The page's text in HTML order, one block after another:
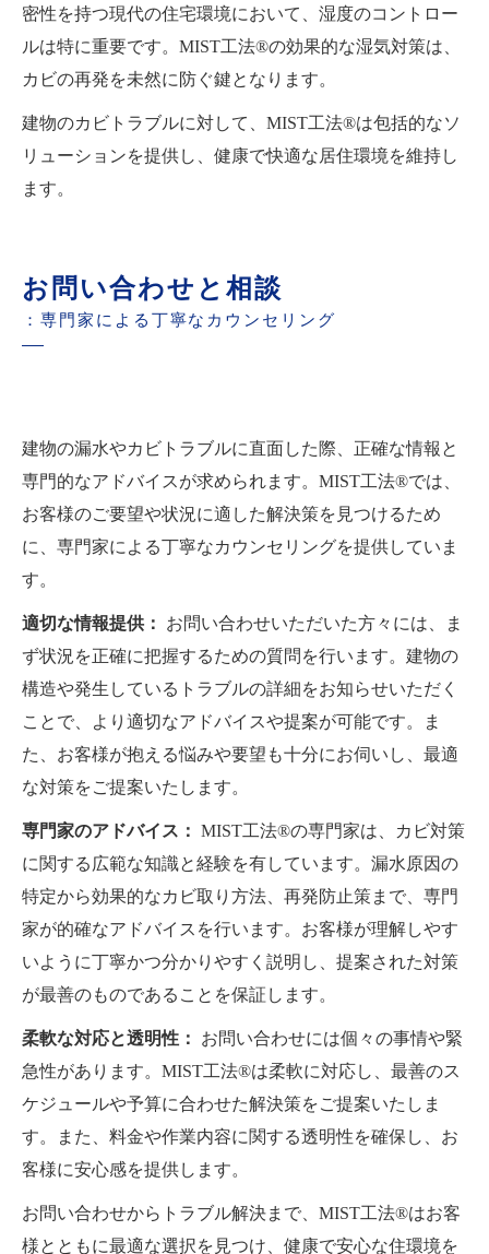
密性を持つ現代の住宅環境において、湿度のコントロー
ルは特に重要です。MIST工法®の効果的な湿気対策は、
カビの再発を未然に防ぐ鍵となります。
建物のカビトラブルに対して、MIST工法®は包括的なソ
リューションを提供し、健康で快適な居住環境を維持し
ます。
お問い合わせと相談
：専門家による丁寧なカウンセリング
建物の漏水やカビトラブルに直面した際、正確な情報と
専門的なアドバイスが求められます。MIST工法®では、
お客様のご要望や状況に適した解決策を見つけるため
に、専門家による丁寧なカウンセリングを提供していま
す。
適切な情報提供：
お問い合わせいただいた方々には、ま
ず状況を正確に把握するための質問を行います。建物の
構造や発生しているトラブルの詳細をお知らせいただく
ことで、より適切なアドバイスや提案が可能です。ま
た、お客様が抱える悩みや要望も十分にお伺いし、最適
な対策をご提案いたします。
専門家のアドバイス： MIST工法®の専門家は、カビ対策
に関する広範な知識と経験を有しています。漏水原因の
特定から効果的なカビ取り方法、再発防止策まで、専門
家が的確なアドバイスを行います。お客様が理解しやす
いように丁寧かつ分かりやすく説明し、提案された対策
が最善のものであることを保証します。
柔軟な対応と透明性：
お問い合わせには個々の事情や緊
急性があります。MIST工法®は柔軟に対応し、最善のス
ケジュールや予算に合わせた解決策をご提案いたしま
す。また、料金や作業内容に関する透明性を確保し、お
客様に安心感を提供します。
お問い合わせからトラブル解決まで、MIST工法®はお客
様とともに最適な選択を見つけ、健康で安心な住環境を